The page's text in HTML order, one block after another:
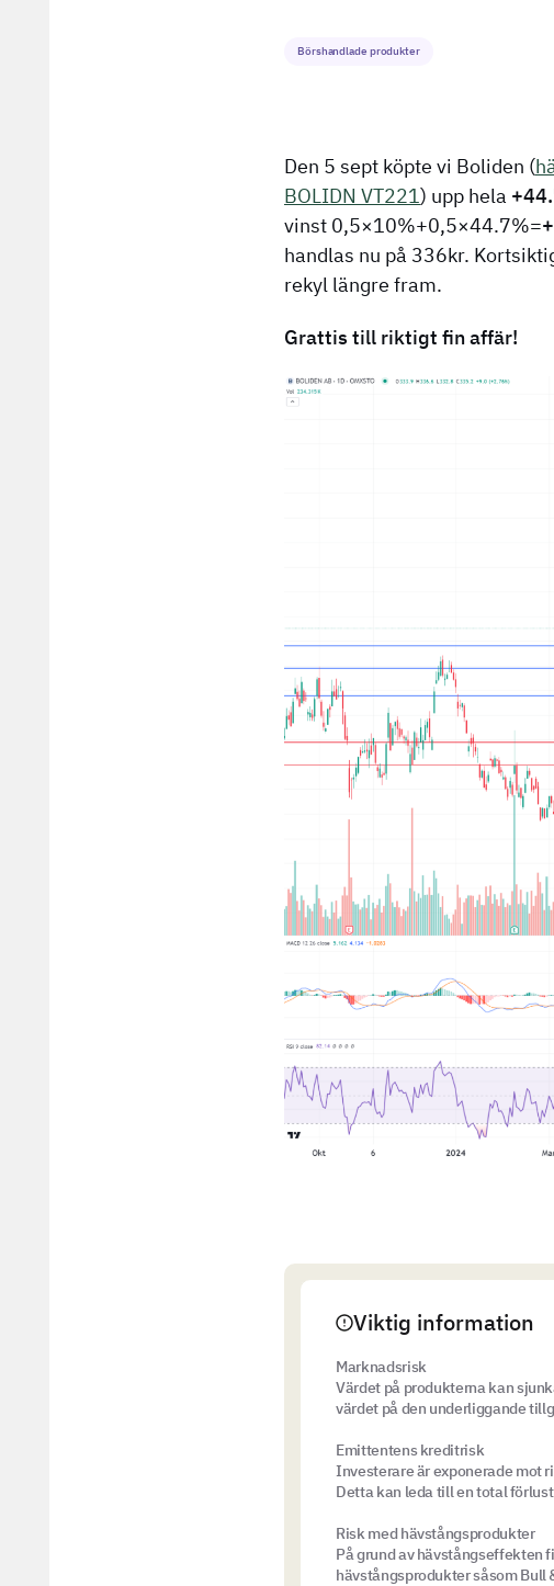
Börshandlade produkter
Den 5 sept köpte vi Boliden (
BOLIDN VT221) upp hela
vinst 0,5×10%+0,5×44.7%=
handlas nu på 336kr.
rekyl längre fram.
Grattis till riktigt fin affär!
Viktig information
Marknadsrisk
Värdet på produkterna kan
värdet på den underliggande
Emittentens kreditrisk
Investerare är exponerade mot
Detta kan leda till en total
Risk med hävstångsprodukter
På grund av hävstångseffekten
hävstångsprodukter såsom Bull